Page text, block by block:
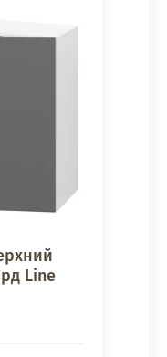
Line